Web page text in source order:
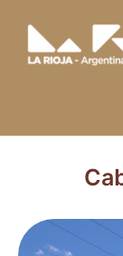
contenido